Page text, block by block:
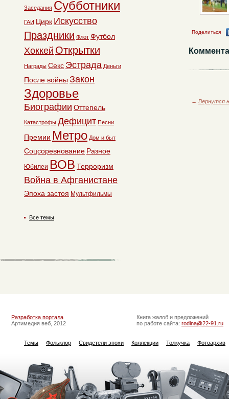
Поделиться
← Вернутся
Заседания Субботники
ГАИ Цирк Искусство
Праздники Флот Футбол
Хоккей Открытки
Награды Секс Эстрада Деньги
После войны Закон
Здоровье
Биографии Оттепель
Катастрофы Дефицит Песни
Премии Метро Дом и быт
Соцсоревнование Разное
Юбилеи ВОВ Терроризм
Война в Афганистане
Эпоха застоя Мультфильмы
Все темы
Разработка портала
Артимедия веб, 2012
Книга жалоб и предложений
по работе сайта: rodina@22-91.ru
Темы Фольклор Свидетели эпохи Коллекции Толкучка Фотоархив